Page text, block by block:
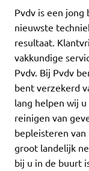
Pvdv is een
nieuwste
resultaat.
vakkundige
Pvdv. Bij Pvdv
bent verzekerd
lang helpen wij
reinigen van
bepleisteren
groot landelijk
bij u in de buurt